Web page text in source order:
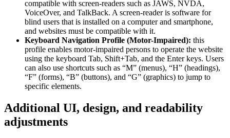
compatible with screen-readers such as JAWS, NVDA,
VoiceOver, and TalkBack. A screen-reader is software for
blind users that is installed on a computer and smartphone,
and websites must be compatible with it.
Keyboard Navigation Profile (Motor-Impaired): this
profile enables motor-impaired persons to operate the website
using the keyboard Tab, Shift+Tab, and the Enter keys. Users
can also use shortcuts such as “M” (menus), “H” (headings),
“F” (forms), “B” (buttons), and “G” (graphics) to jump to
specific elements.
Additional UI, design, and readability
adjustments